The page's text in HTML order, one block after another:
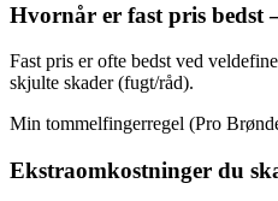
Hvornår er fast pris
Fast pris er ofte bedst ved
skjulte skader (fugt/råd).
Min tommelfingerregel (Pro
Ekstraomkostninger du